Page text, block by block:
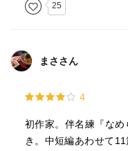
25
まささん
4
初作家。伴名練『な
き。中短編あわせて